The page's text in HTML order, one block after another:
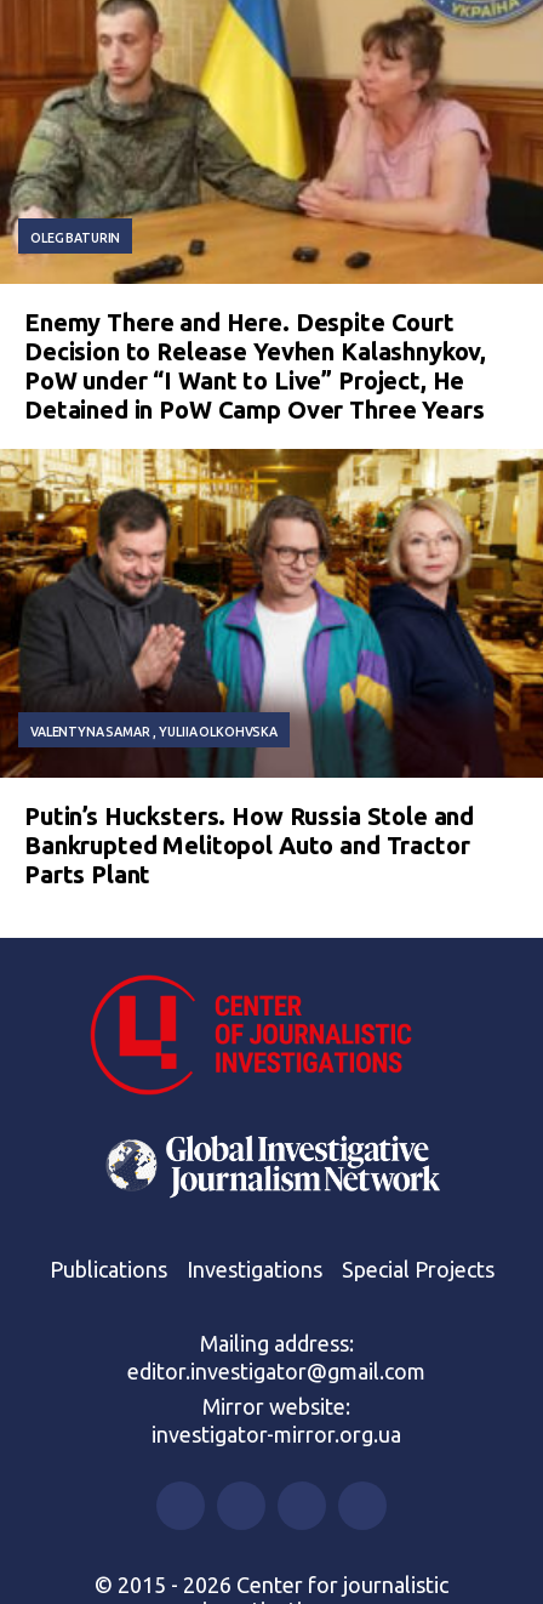
OLEG BATURIN
Enemy There and Here. Despite Court
Decision to Release Yevhen Kalashnykov,
PoW under “I Want to Live” Project, He
Detained in PoW Camp Over Three Years
VALENTYNA SAMAR YULIIA OLKOHVSKA
Putin’s Hucksters. How Russia Stole and
Bankrupted Melitopol Auto and Tractor
Parts Plant
Publications Investigations Special Projects
Mailing address:
editor.investigator@gmail.com
Mirror website:
investigator-mirror.org.ua
© 2015 - 2026 Center for journalistic